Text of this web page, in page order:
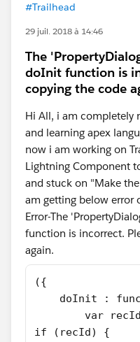
#Trailhead
29 juil. 2018 à 14:46
The
doInit function is
copying the code
Hi All, i am completely
and learning apex
now i am working on
Lightning Component
and stuck on "Make
am getting below error
Error-The
function is incorrect.
again.​
({
doInit :
var
if (recId) {